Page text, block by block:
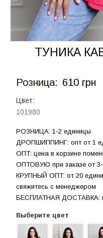
ТУНИКА
Розница: 610 грн
Цвет:
101980
РОЗНИЦА: 1-2 единицы
ДРОПШИППИНГ: опт от 1
ОПТ: цена в корзине
ОПТОВУЮ при заказе от
КРУПНЫЙ ОПТ: от 20
свяжитесь с менеджером
БЕСПЛАТНАЯ ДОСТАВКА:
Выберите цвет